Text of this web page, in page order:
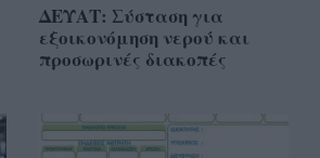
ΔΕΥΑΤ: Σύσταση για
εξοικονόμηση νερού και
προσωρινές διακοπές